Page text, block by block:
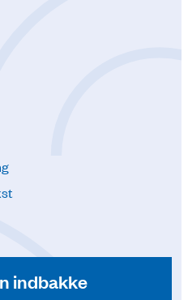
indbakke